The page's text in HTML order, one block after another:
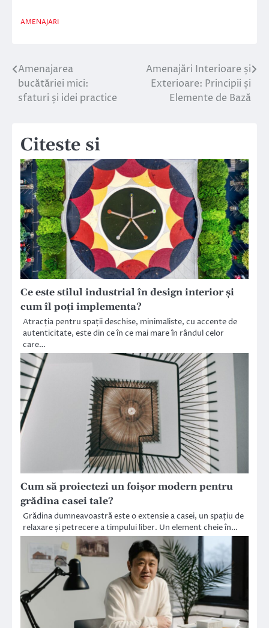
AMENAJARI
Navigare
în
Amenajarea
bucătăriei mici:
sfaturi și idei practice
Amenajări Interioare și
Exterioare: Principii și
Elemente de Bază
Citeste si
Ce este stilul industrial în design interior și
cum îl poți implementa?
Atracția pentru spații deschise, minimaliste, cu accente de
autenticitate, este din ce în ce mai mare în rândul celor
care…
Cum să proiectezi un foișor modern pentru
grădina casei tale?
Grădina dumneavoastră este o extensie a casei, un spațiu de
relaxare și petrecere a timpului liber. Un element cheie în…